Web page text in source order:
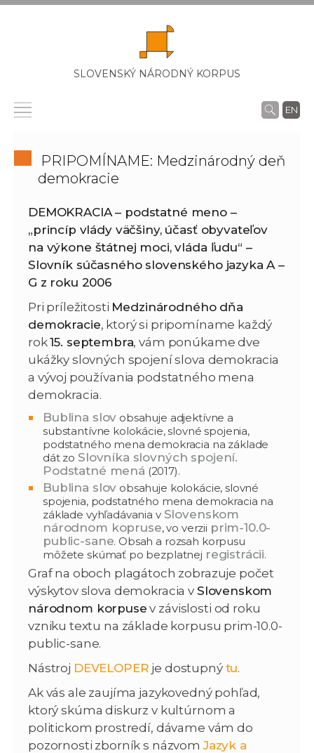
SLOVENSKÝ NÁRODNÝ KORPUS
EN
PRIPOMÍNAME: Medzinárodný deň
demokracie
DEMOKRACIA – podstatné meno –
„princíp vlády väčšiny, účasť obyvateľov
na výkone štátnej moci, vláda ľudu“ –
Slovník súčasného slovenského jazyka A –
G z roku 2006
Pri príležitosti Medzinárodného dňa
demokracie, ktorý si pripomíname každý
rok15. septembra, vám ponúkame dve
ukážky slovných spojení slova demokracia
a vývoj používania podstatného mena
demokracia.
Bublina slov obsahuje adjektívne a
substantívne kolokácie, slovné spojenia,
podstatného mena demokracia na základe
dát zo Slovníka slovných spojení.
Podstatné mená (2017).
Bublina slov obsahuje kolokácie, slovné
spojenia, podstatného mena demokracia na
základe vyhľadávania v Slovenskom
národnom kopruse, vo verzii prim-10.0-
public-sane. Obsah a rozsah korpusu
môžete skúmať po bezplatnej registrácii.
Graf na oboch plagátoch zobrazuje počet
výskytov slova demokracia v Slovenskom
národnom korpuse v závislosti od roku
vzniku textu na základe korpusu prim-10.0-
public-sane.
Nástroj DEVELOPER je dostupný tu.
Ak vás ale zaujíma jazykovedný pohľad,
ktorý skúma diskurz v kultúrnom a
politickom prostredí, dávame vám do
pozornosti zborník s názvomJazyk a